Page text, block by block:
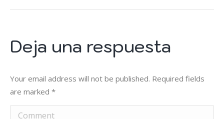
Deja una respuesta
Your email address will not be published. Required fields
are marked *
Comment